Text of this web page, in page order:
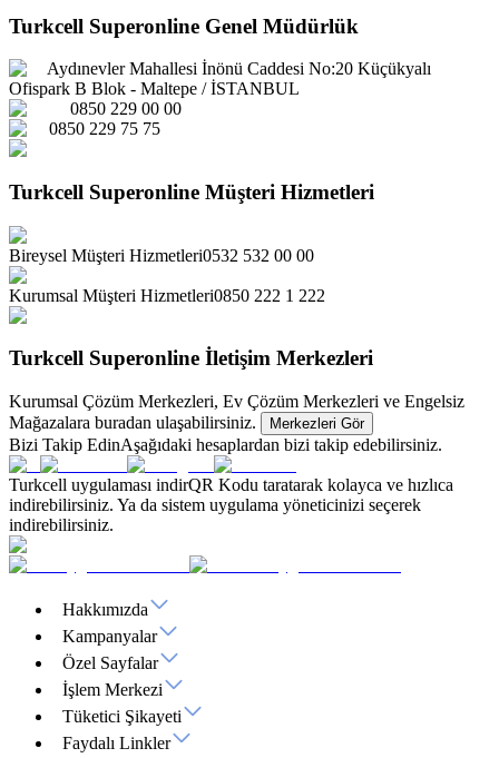
Turkcell Superonline Genel Müdürlük
Aydınevler Mahallesi İnönü Caddesi No:20 Küçükyalı
Ofispark B Blok - Maltepe / İSTANBUL
0850 229 00 00
0850 229 75 75
Turkcell Superonline Müşteri Hizmetleri
Bireysel Müşteri Hizmetleri0532 532 00 00
Kurumsal Müşteri Hizmetleri0850 222 1 222
Turkcell Superonline İletişim Merkezleri
Kurumsal Çözüm Merkezleri, Ev Çözüm Merkezleri ve Engelsiz
Mağazalara buradan ulaşabilirsiniz.
Merkezleri Gör
Bizi Takip EdinAşağıdaki hesaplardan bizi takip edebilirsiniz.
Turkcell uygulaması indirQR Kodu taratarak kolayca ve hızlıca
indirebilirsiniz. Ya da sistem uygulama yöneticinizi seçerek
indirebilirsiniz.
Hakkımızda
Kampanyalar
Özel Sayfalar
İşlem Merkezi
Tüketici Şikayeti
Faydalı Linkler